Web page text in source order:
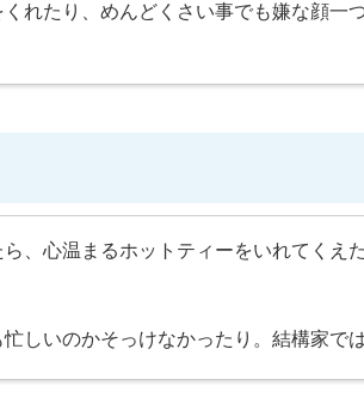
れたり、めんどくさい事でも嫌な顔一
、心温まるホットティーをいれてくえ
しいのかそっけなかったり。結構家で